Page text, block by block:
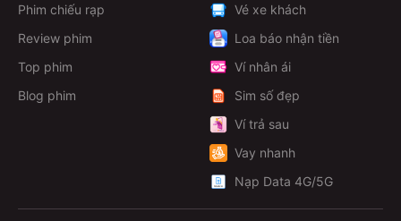
Phim chiếu rạp
Review phim
Top phim
Blog phim
Vé xe khách
Loa báo nhận tiền
Ví nhân ái
Sim số đẹp
Ví trả sau
Vay nhanh
Nạp Data 4G/5G